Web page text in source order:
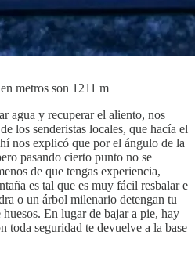
metros son 1211 m
agua y recuperar el aliento, nos
los senderistas locales, que hacía el
nos explicó que por el ángulo de la
pasando cierto punto no se
de que tengas experiencia,
es tal que es muy fácil resbalar e
o un árbol milenario detengan tu
En lugar de bajar a pie, hay
toda seguridad te devuelve a la base